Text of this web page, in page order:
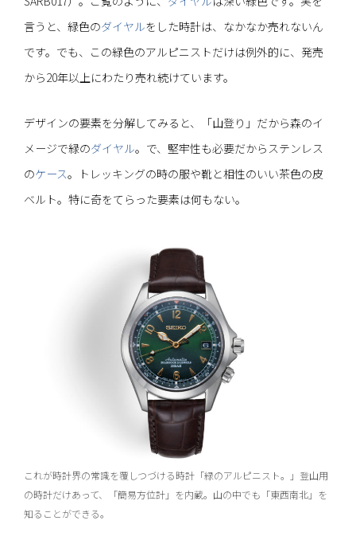
言うと、緑色のダイヤルをした時計は、なかなか売れないん
です。でも、この緑色のアルピニストだけは例外的に、発売
から20年以上にわたり売れ続けています。
デザインの要素を分解してみると、「山登り」だから森のイ
メージで緑のダイヤル。で、堅牢性も必要だからステンレス
のケース。トレッキングの時の服や靴と相性のいい茶色の皮
ベルト。特に奇をてらった要素は何もない。
これが時計界の常識を覆しつづける時計「緑のアルピニスト。」登山用
の時計だけあって、「簡易方位計」を内蔵。山の中でも「東西南北」を
知ることができる。